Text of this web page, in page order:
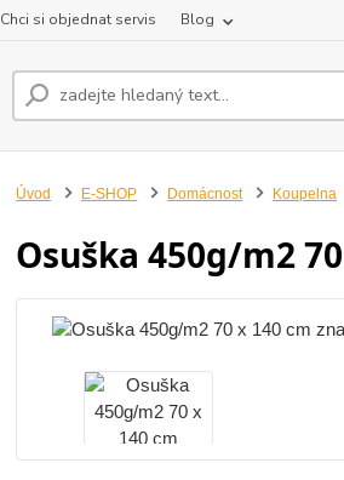
Chci si objednat servis Blog
Úvod E-SHOP Domácnost Koupelna
Osuška 450g/m2